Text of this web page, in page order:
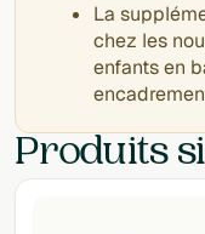
La
chez les
enfants en
Produits